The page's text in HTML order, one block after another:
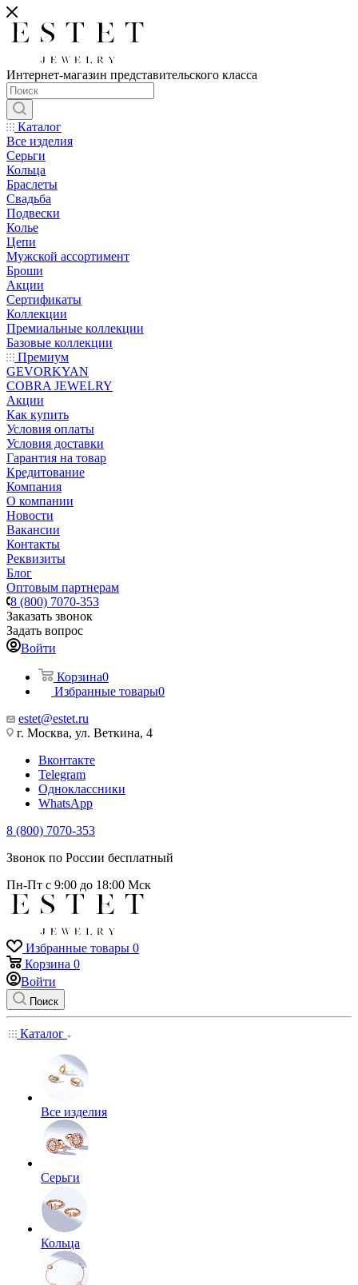
Интернет-магазин представительского класса
Каталог
Все изделия
Серьги
Кольца
Браслеты
Свадьба
Подвески
Колье
Цепи
Мужской ассортимент
Броши
Акции
Сертификаты
Коллекции
Премиальные коллекции
Базовые коллекции
Премиум
GEVORKYAN
COBRA JEWELRY
Акции
Как купить
Условия оплаты
Условия доставки
Гарантия на товар
Кредитование
Компания
О компании
Новости
Вакансии
Контакты
Реквизиты
Блог
Оптовым партнерам
8 (800) 7070-353
Заказать звонок
Задать вопрос
Войти
Корзина0
Избранные товары0
estet@estet.ru
г. Москва, ул. Веткина, 4
Вконтакте
Telegram
Одноклассники
WhatsApp
8 (800) 7070-353
Звонок по России бесплатный
Пн-Пт с 9:00 до 18:00 Мск
Избранные товары 0
Корзина 0
Войти
Поиск
Каталог
Все изделия
Серьги
Кольца